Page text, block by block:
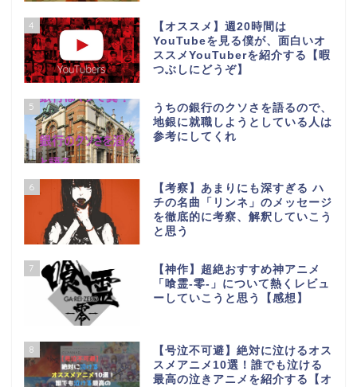
4
【オススメ】週20時間は
YouTubeを見る僕が、面白いオ
ススメYouTuberを紹介する【暇
つぶしにどうぞ】
5
うちの銀行のクソさを語るので、
地銀に就職しようとしている人は
参考にしてくれ
6
【考察】あまりにも深すぎる ハ
チの名曲「リンネ」のメッセージ
を徹底的に考察、解釈していこう
と思う
7
【神作】超絶おすすめ神アニメ
「喰霊-零-」について熱くレビュ
ーしていこうと思う【感想】
8
【号泣不可避】絶対に泣けるオス
スメアニメ10選！誰でも泣ける
最高の泣きアニメを紹介する【オ